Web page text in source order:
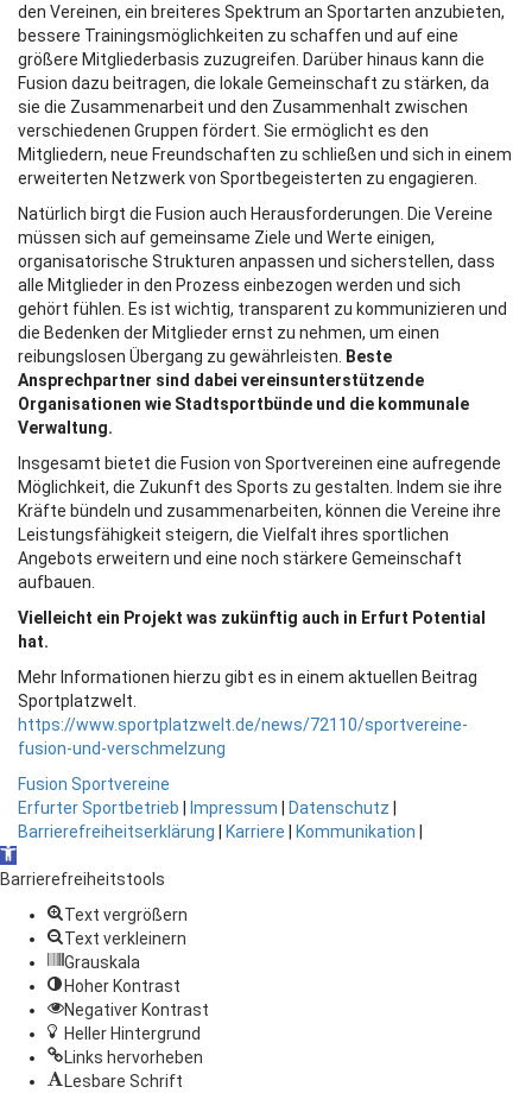
den Vereinen, ein breiteres Spektrum an Sportarten anzubieten,
bessere Trainingsmöglichkeiten zu schaffen und auf eine
größere Mitgliederbasis zuzugreifen. Darüber hinaus kann die
Fusion dazu beitragen, die lokale Gemeinschaft zu stärken, da
sie die Zusammenarbeit und den Zusammenhalt zwischen
verschiedenen Gruppen fördert. Sie ermöglicht es den
Mitgliedern, neue Freundschaften zu schließen und sich in einem
erweiterten Netzwerk von Sportbegeisterten zu engagieren.
Natürlich birgt die Fusion auch Herausforderungen. Die Vereine
müssen sich auf gemeinsame Ziele und Werte einigen,
organisatorische Strukturen anpassen und sicherstellen, dass
alle Mitglieder in den Prozess einbezogen werden und sich
gehört fühlen. Es ist wichtig, transparent zu kommunizieren und
die Bedenken der Mitglieder ernst zu nehmen, um einen
reibungslosen Übergang zu gewährleisten. Beste
Ansprechpartner sind dabei vereinsunterstützende
Organisationen wie Stadtsportbünde und die kommunale
Verwaltung.
Insgesamt bietet die Fusion von Sportvereinen eine aufregende
Möglichkeit, die Zukunft des Sports zu gestalten. Indem sie ihre
Kräfte bündeln und zusammenarbeiten, können die Vereine ihre
Leistungsfähigkeit steigern, die Vielfalt ihres sportlichen
Angebots erweitern und eine noch stärkere Gemeinschaft
aufbauen.
Vielleicht ein Projekt was zukünftig auch in Erfurt Potential
hat.
Mehr Informationen hierzu gibt es in einem aktuellen Beitrag
Sportplatzwelt.
https://www.sportplatzwelt.de/news/72110/sportvereine-
fusion-und-verschmelzung
Fusion Sportvereine
Erfurter Sportbetrieb | Impressum | Datenschutz |
Barrierefreiheitserklärung | Karriere | Kommunikation |
Open
toolbar
Barrierefreiheitstools
Text vergrößern
Text verkleinern
Grauskala
Hoher Kontrast
Negativer Kontrast
Heller Hintergrund
Links hervorheben
Lesbare Schrift